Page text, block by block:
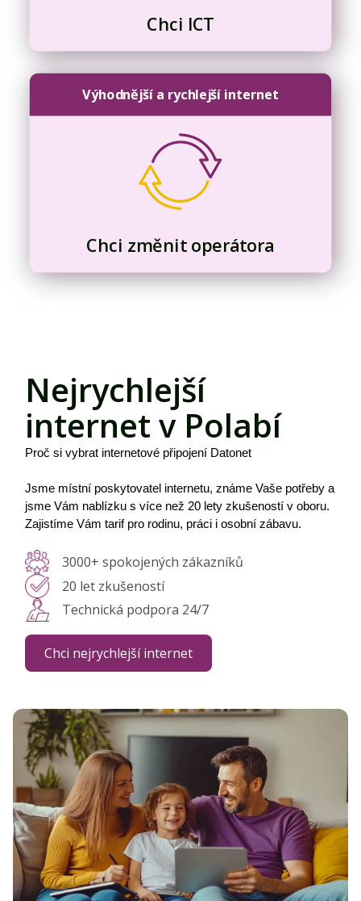
Chci ICT
Výhodnější a rychlejší internet
Chci změnit operátora
Nejrychlejší
internet v Polabí
Proč si vybrat internetové připojení Datonet
Jsme místní poskytovatel internetu, známe Vaše potřeby a
jsme Vám nablízku s více než 20 lety zkušeností v oboru.
Zajistíme Vám tarif pro rodinu, práci i osobní zábavu.
3000+ spokojených zákazníků
20 let zkušeností
Technická podpora 24/7
Chci nejrychlejší internet